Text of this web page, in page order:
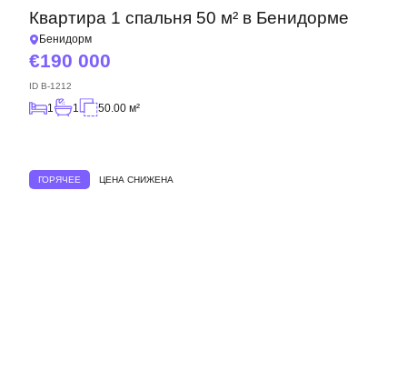
Квартира 1 спальня 50 м² в Бенидорме
Бенидорм
190 000
ID B-1212
1 1 50.00 м²
ГОРЯЧЕЕ ЦЕНА СНИЖЕНА